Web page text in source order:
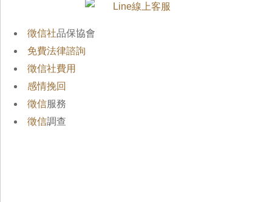
徵信社品保協會
免費法律諮詢
徵信社費用
感情挽回
徵信服務
徵信調查